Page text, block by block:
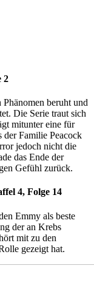
2
beruht und
Die Serie traut sich
mitunter eine für
Familie Peacock
jedoch nicht die
das Ende der
Gefühl zurück.
4, Folge 14
Emmy als beste
der an Krebs
mit zu den
gezeigt hat.